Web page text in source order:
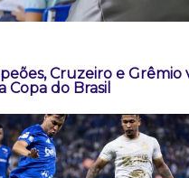
Cruzeiro e Grêmio
Copa do Brasil